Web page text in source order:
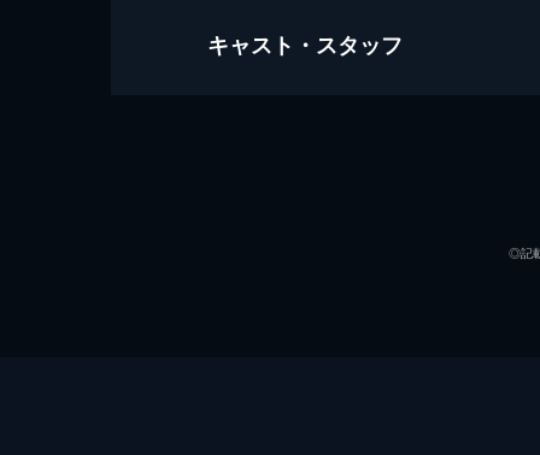
ハンクの肉球大決戦
キャスト・スタッフ
◎記